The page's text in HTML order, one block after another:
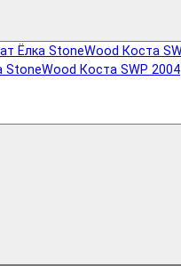
StoneWood Коста SWP 2004